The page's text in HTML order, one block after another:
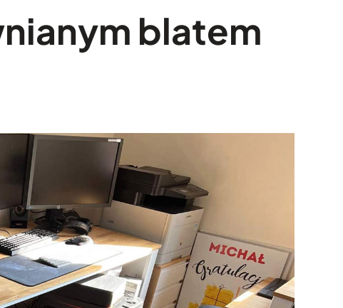
blatem